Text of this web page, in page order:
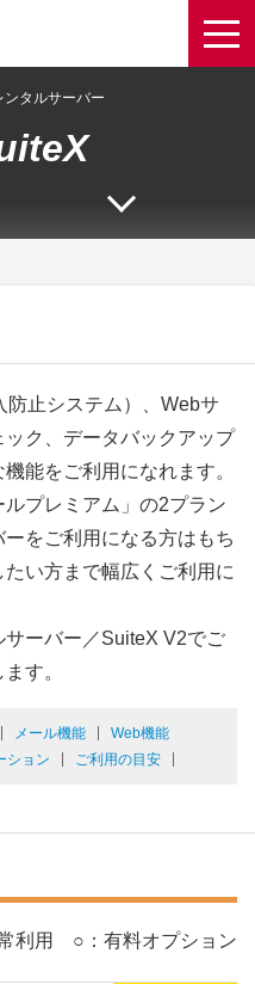
タルサーバー
止システム）、Webサ
ク、データバックアップ
能をご利用になれます。
プレミアム」の2プラン
をご利用になる方はもち
い方まで幅広くご利用に
ーバー／SuiteX V2でご
す。
メール機能
Web機能
ション ご利用の目安
利用 ○：有料オプション